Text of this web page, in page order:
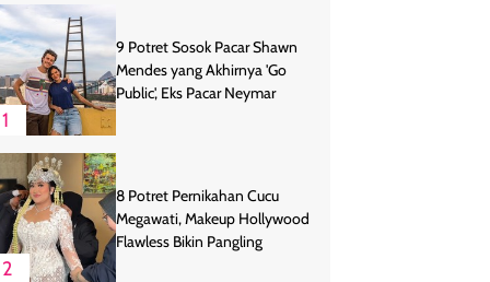
1
9 Potret Sosok Pacar Shawn
Mendes yang Akhirnya 'Go
Public', Eks Pacar Neymar
2
8 Potret Pernikahan Cucu
Megawati, Makeup Hollywood
Flawless Bikin Pangling